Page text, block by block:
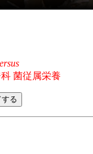
菌従属栄養